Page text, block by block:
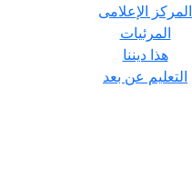
المركز الإعلامى
المرئيات
هذا ديننا
التعليم عن بعد